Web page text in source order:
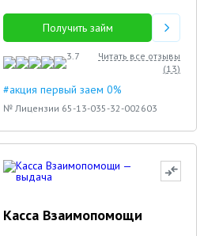
Получить займ
3.7
Читать все отзывы
(13)
#акция первый заем 0%
№ Лицензии 65-13-035-32-002603
Касса Взаимопомощи